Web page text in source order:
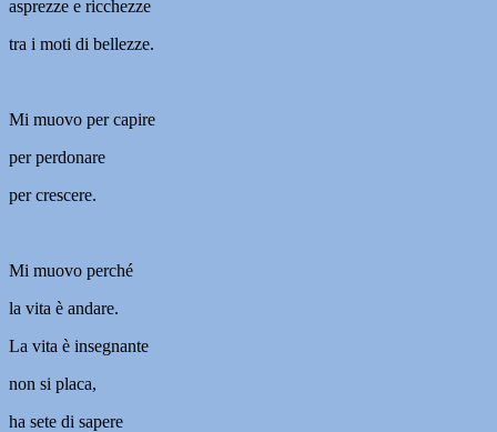
asprezze e ricchezze
tra i moti di bellezze.
Mi muovo per capire
per perdonare
per crescere.
Mi muovo perché
la vita è andare.
La vita è insegnante
non si placa,
ha sete di sapere